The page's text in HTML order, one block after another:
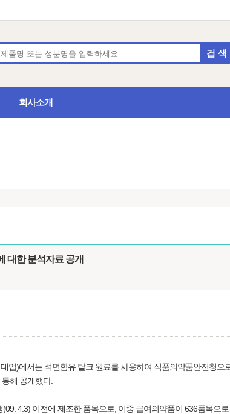
검 색
회사소개
대한 분석자료 공개
업)에서는 석면함유 탈크 원료를 사용하여 식품의약품안전청으
해 공개했다.
4.3) 이전에 제조한 품목으로, 이중 급여의약품이 636품목으